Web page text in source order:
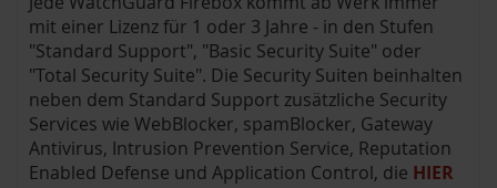
mit einer Lizenz für 1 oder 3 Jahre - in den Stufen
"Standard Support", "Basic Security Suite" oder
"Total Security Suite". Die Security Suiten beinhalten
neben dem Standard Support zusätzliche Security
Services wie WebBlocker, spamBlocker, Gateway
Antivirus, Intrusion Prevention Service, Reputation
Enabled Defense und Application Control, die HIER